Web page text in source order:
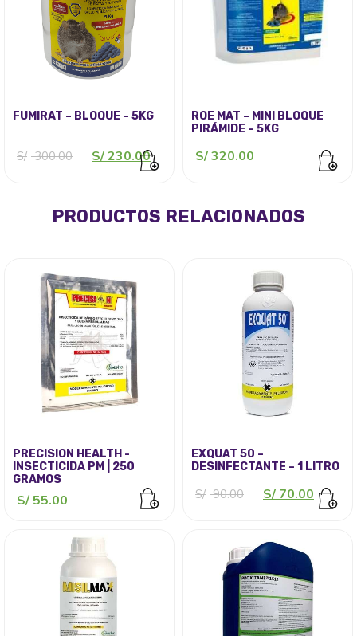
FUMIRAT – BLOQUE – 5KG
S/ 300.00 El
S/ 300.00.
S/230.00El
precio
S/ 230.00.
ROE MAT – MINI BLOQUE
PIRÁMIDE – 5KG
S/320.00
PRODUCTOS RELACIONADOS
PRECISION HEALTH -
INSECTICIDA PM | 250
GRAMOS
S/ 55.00
EXQUAT 50 –
DESINFECTANTE – 1 LITRO
S/ 90.00 El
S/ 90.00.
S/ 70.00 El
precio